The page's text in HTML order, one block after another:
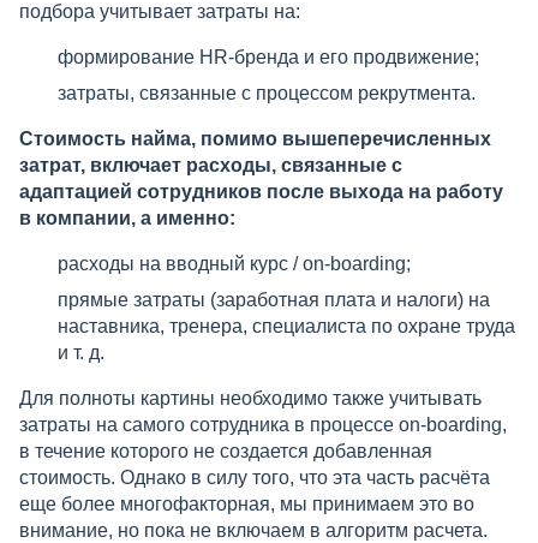
подбора учитывает затраты на:
формирование HR-бренда и его продвижение;
затраты, связанные с процессом рекрутмента.
Стоимость найма, помимо вышеперечисленных
затрат, включает расходы, связанные с
адаптацией сотрудников после выхода на работу
в компании, а именно:
расходы на вводный курс / on-boarding;
прямые затраты (заработная плата и налоги) на
наставника, тренера, специалиста по охране труда
и т. д.
Для полноты картины необходимо также учитывать
затраты на самого сотрудника в процессе on-boarding,
в течение которого не создается добавленная
стоимость. Однако в силу того, что эта часть расчёта
еще более многофакторная, мы принимаем это во
внимание, но пока не включаем в алгоритм расчета.